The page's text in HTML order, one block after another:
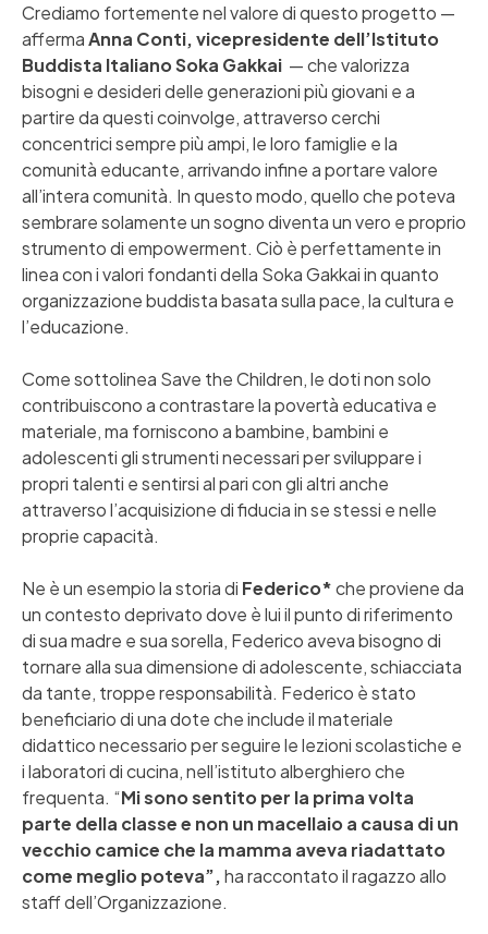
Crediamo fortemente nel valore di questo progetto —
affermaAnna Conti, vicepresidente dell’Istituto
Buddista Italiano Soka Gakkai — che valorizza
bisogni e desideri delle generazioni più giovani e a
partire da questi coinvolge, attraverso cerchi
concentrici sempre più ampi, le loro famiglie e la
comunità educante, arrivando infine a portare valore
all’intera comunità. In questo modo, quello che poteva
sembrare solamente un sogno diventa un vero e proprio
strumento di empowerment. Ciò è perfettamente in
linea con i valori fondanti della Soka Gakkai in quanto
organizzazione buddista basata sulla pace, la cultura e
l’educazione.
Come sottolinea Save the Children, le doti non solo
contribuiscono a contrastare la povertà educativa e
materiale, ma forniscono a bambine, bambini e
adolescenti gli strumenti necessari per sviluppare i
propri talenti e sentirsi al pari con gli altri anche
attraverso l’acquisizione di fiducia in se stessi e nelle
proprie capacità.
Ne è un esempio la storia di Federico*che proviene da
un contesto deprivato dove è lui il punto di riferimento
di sua madre e sua sorella, Federico aveva bisogno di
tornare alla sua dimensione di adolescente, schiacciata
da tante, troppe responsabilità. Federico è stato
beneficiario di una dote che include il materiale
didattico necessario per seguire le lezioni scolastiche e
i laboratori di cucina, nell’istituto alberghiero che
frequenta. “Mi sono sentito per la prima volta
parte della classe e non un macellaio a causa di un
vecchio camice che la mamma aveva riadattato
come meglio poteva”,ha raccontato il ragazzo allo
staff dell’Organizzazione.